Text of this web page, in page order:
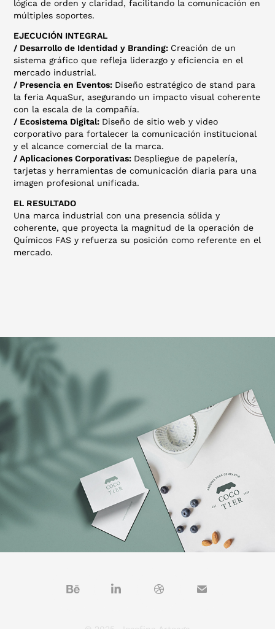
lógica de orden y claridad, facilitando la comunicación en
múltiples soportes.
EJECUCIÓN INTEGRAL
/ Desarrollo de Identidad y Branding: Creación de un
sistema gráfico que refleja liderazgo y eficiencia en el
mercado industrial.
/ Presencia en Eventos: Diseño estratégico de stand para
la feria AquaSur, asegurando un impacto visual coherente
con la escala de la compañía.
/ Ecosistema Digital: Diseño de sitio web y video
corporativo para fortalecer la comunicación institucional
y el alcance comercial de la marca.
/ Aplicaciones Corporativas: Despliegue de papelería,
tarjetas y herramientas de comunicación diaria para una
imagen profesional unificada.
EL RESULTADO
Una marca industrial con una presencia sólida y
coherente, que proyecta la magnitud de la operación de
Químicos FAS y refuerza su posición como referente en el
mercado.
2022
Cocotier